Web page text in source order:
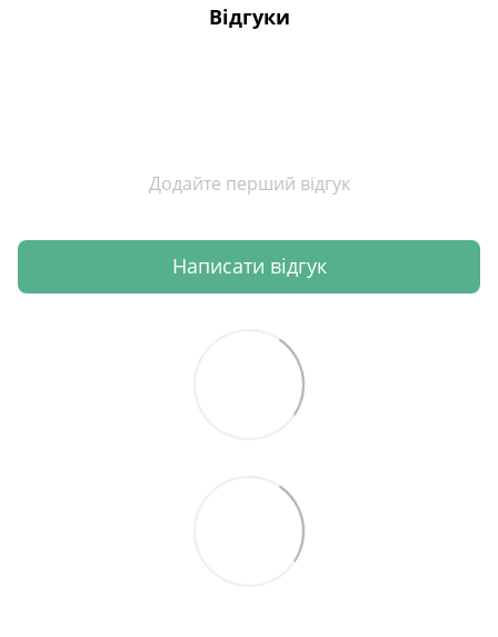
Відгуки
Додайте перший відгук
Написати відгук